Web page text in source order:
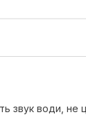
звук води, не